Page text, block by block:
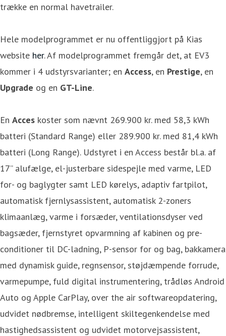
trække en normal havetrailer.
Hele modelprogrammet er nu offentliggjort på Kias
website her. Af modelprogrammet fremgår det, at EV3
kommer i 4 udstyrsvarianter; en Access, en Prestige, en
Upgrade og en GT-Line.
En Acces koster som nævnt 269.900 kr. med 58,3 kWh
batteri (Standard Range) eller 289.900 kr. med 81,4 kWh
batteri (Long Range). Udstyret i en Access består bl.a. af
17” alufælge, el-justerbare sidespejle med varme, LED
for- og baglygter samt LED kørelys, adaptiv fartpilot,
automatisk fjernlysassistent, automatisk 2-zoners
klimaanlæg, varme i forsæder, ventilationsdyser ved
bagsæder, fjernstyret opvarmning af kabinen og pre-
conditioner til DC-ladning, P-sensor for og bag, bakkamera
med dynamisk guide, regnsensor, støjdæmpende forrude,
varmepumpe, fuld digital instrumentering, trådløs Android
Auto og Apple CarPlay, over the air softwareopdatering,
udvidet nødbremse, intelligent skiltegenkendelse med
hastighedsassistent og udvidet motorvejsassistent,